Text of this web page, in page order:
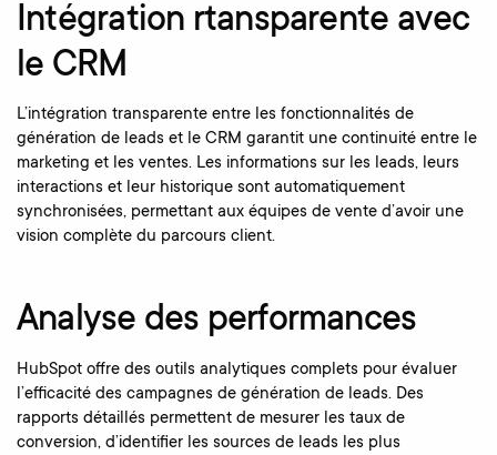
Intégration rtansparente avec
le CRM
L’intégration transparente entre les fonctionnalités de
génération de leads et le CRM garantit une continuité entre le
marketing et les ventes. Les informations sur les leads, leurs
interactions et leur historique sont automatiquement
synchronisées, permettant aux équipes de vente d’avoir une
vision complète du parcours client.
Analyse des performances
HubSpot offre des outils analytiques complets pour évaluer
l’efficacité des campagnes de génération de leads. Des
rapports détaillés permettent de mesurer les taux de
conversion, d’identifier les sources de leads les plus